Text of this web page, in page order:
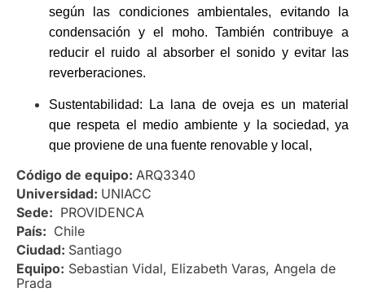
Código de equipo: ARQ3340
Universidad: UNIACC
Sede: PROVIDENCA
País: Chile
Ciudad: Santiago
Equipo: Sebastian Vidal, Elizabeth Varas, Angela de
Prada
según las condiciones ambientales, evitando la
condensación y el moho. También contribuye a
reducir el ruido al absorber el sonido y evitar las
reverberaciones.
Sustentabilidad: La lana de oveja es un material
que respeta el medio ambiente y la sociedad, ya
que proviene de una fuente renovable y local,